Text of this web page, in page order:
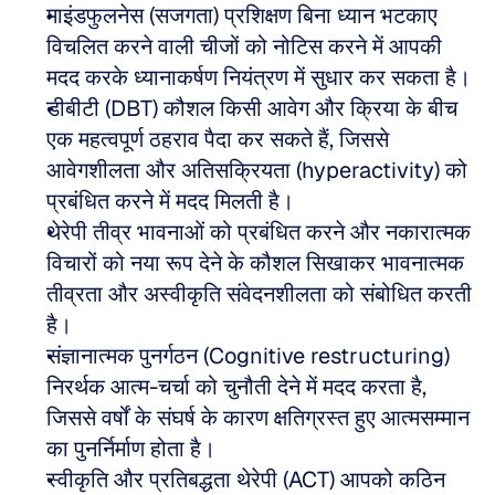
माइंडफुलनेस (सजगता) प्रशिक्षण बिना ध्यान भटकाए
विचलित करने वाली चीजों को नोटिस करने में आपकी
मदद करके ध्यानाकर्षण नियंत्रण में सुधार कर सकता है।
डीबीटी (DBT) कौशल किसी आवेग और क्रिया के बीच
एक महत्वपूर्ण ठहराव पैदा कर सकते हैं, जिससे
आवेगशीलता और अतिसक्रियता (hyperactivity) को
प्रबंधित करने में मदद मिलती है।
थेरेपी तीव्र भावनाओं को प्रबंधित करने और नकारात्मक
विचारों को नया रूप देने के कौशल सिखाकर भावनात्मक
तीव्रता और अस्वीकृति संवेदनशीलता को संबोधित करती
है।
संज्ञानात्मक पुनर्गठन (Cognitive restructuring)
निरर्थक आत्म-चर्चा को चुनौती देने में मदद करता है,
जिससे वर्षों के संघर्ष के कारण क्षतिग्रस्त हुए आत्मसम्मान
का पुनर्निर्माण होता है।
स्वीकृति और प्रतिबद्धता थेरेपी (ACT) आपको कठिन